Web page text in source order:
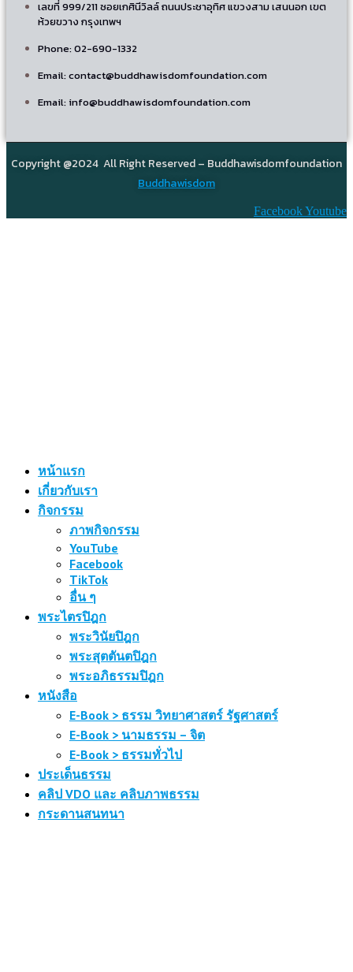
เลขที่ 999/211 ซอยเกศินีวิลล์ ถนนประชาอุทิศ แขวงสาม เสนนอก เขต
ห้วยขวาง กรุงเทพฯ
Phone: 02-690-1332
Email: contact@buddhawisdomfoundation.com
Email: info@buddhawisdomfoundation.com
Copyright @2024 All Right Reserved – Buddhawisdomfoundation
Buddhawisdom
FacebookYoutube
หน้าแรก
เกี่ยวกับเรา
กิจกรรม
ภาพกิจกรรม
YouTube
Facebook
TikTok
อื่น ๆ
พระไตรปิฎก
พระวินัยปิฎก
พระสุตตันตปิฎก
พระอภิธรรมปิฎก
หนังสือ
E-Book > ธรรม วิทยาศาสตร์ รัฐศาสตร์
E-Book > นามธรรม – จิต
E-Book > ธรรมทั่วไป
ประเด็นธรรม
คลิป VDO และ คลิบภาพธรรม
กระดานสนทนา